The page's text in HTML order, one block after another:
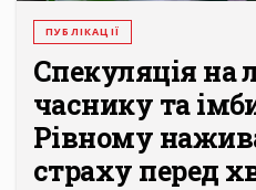
ПУБЛІКАЦІЇ
Спекуляція на
часнику та
Рівному
страху перед